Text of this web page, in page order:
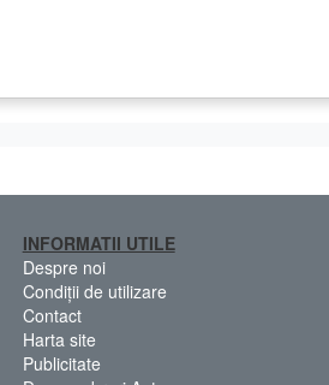
INFORMATII UTILE
Despre noi
Condiții de utilizare
Contact
Harta site
Publicitate